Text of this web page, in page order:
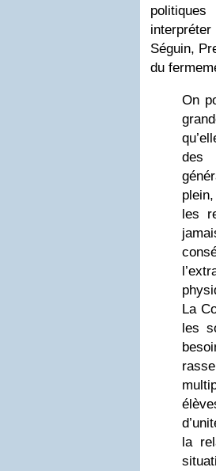
interpréter
Séguin,
du
On
des
les
La
les
la